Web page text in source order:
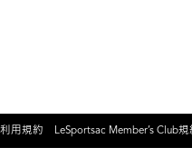
利用規約 LeSportsac Member’s Club規